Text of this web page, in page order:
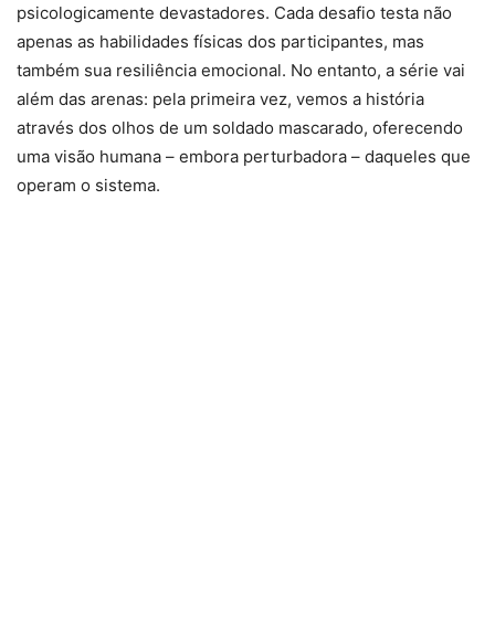
psicologicamente devastadores. Cada desafio testa não
apenas as habilidades físicas dos participantes, mas
também sua resiliência emocional. No entanto, a série vai
além das arenas: pela primeira vez, vemos a história
através dos olhos de um soldado mascarado, oferecendo
uma visão humana – embora perturbadora – daqueles que
operam o sistema.